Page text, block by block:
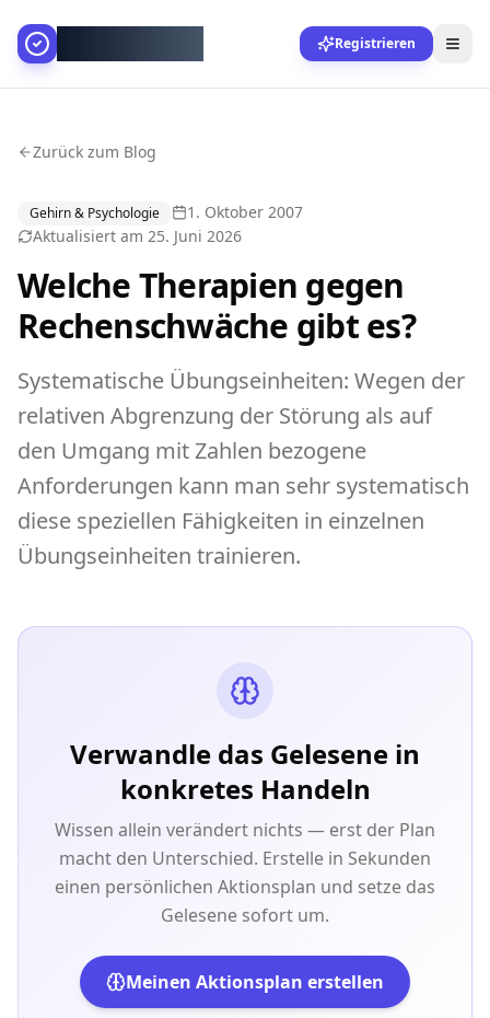
Registrieren
Zurück zum Blog
Gehirn & Psychologie
1. Oktober 2007
Aktualisiert am 25. Juni 2026
Welche Therapien gegen
Rechenschwäche gibt es?
Systematische Übungseinheiten: Wegen der
relativen Abgrenzung der Störung als auf
den Umgang mit Zahlen bezogene
Anforderungen kann man sehr systematisch
diese speziellen Fähigkeiten in einzelnen
Übungseinheiten trainieren.
Verwandle das Gelesene in
konkretes Handeln
Wissen allein verändert nichts — erst der Plan
macht den Unterschied. Erstelle in Sekunden
einen persönlichen Aktionsplan und setze das
Gelesene sofort um.
Meinen Aktionsplan erstellen